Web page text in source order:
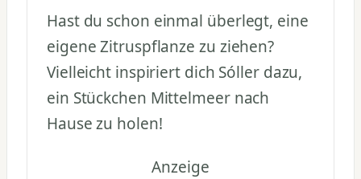
Hast du schon einmal überlegt, eine
eigene Zitruspflanze zu ziehen?
Vielleicht inspiriert dich Sóller dazu,
ein Stückchen Mittelmeer nach
Hause zu holen!
Anzeige